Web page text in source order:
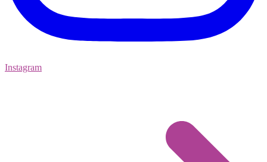
Instagram